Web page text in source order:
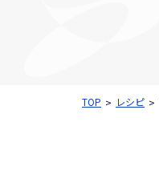
TOP レシピ